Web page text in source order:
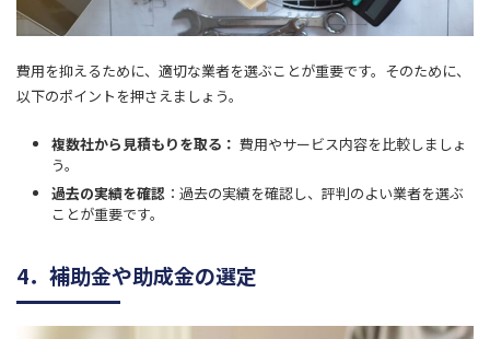
費用を抑えるために、適切な業者を選ぶことが重要です。そのために、
以下のポイントを押さえましょう。
複数社から見積もりを取る： 費用やサービス内容を比較しましょ
う。
過去の実績を確認 ：過去の実績を確認し、評判のよい業者を選ぶ
ことが重要です。
4．補助金や助成金の選定